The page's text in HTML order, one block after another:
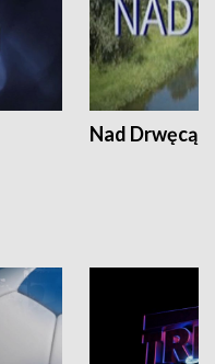
Nad Drwęcą